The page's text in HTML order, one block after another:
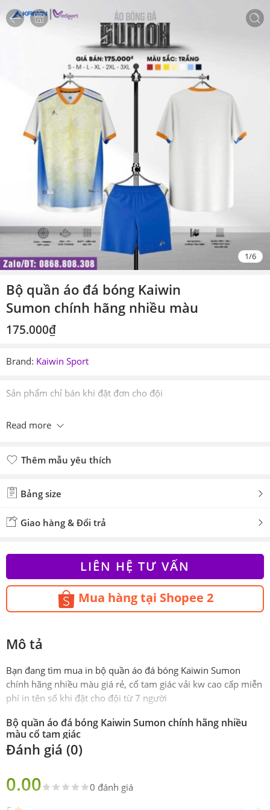
1/6
Bộ quần áo đá bóng Kaiwin
Sumon chính hãng nhiều màu
175.000₫
Brand: Kaiwin Sport
Sản phẩm chỉ bán khi đặt đơn cho đội
Read more
Thêm mẫu yêu thích
Bảng size
Giao hàng & Đổi trả
LIÊN HỆ TƯ VẤN
Mua hàng tại Shopee 2
Mô tả
Bạn đang tìm mua in bộ quần áo đá bóng Kaiwin Sumon
chính hãng nhiều màu giá rẻ, cổ tam giác vải kw cao cấp miễn
phí in tên số khi đặt cho đội từ 7 người
Bộ quần áo đá bóng Kaiwin Sumon chính hãng nhiều
màu cổ tam giác
Phiên
Chính hãng Kaiwin
Sản
Gồm 1 áo 1 quần
Đánh giá (0)
0.00 0 đánh giá